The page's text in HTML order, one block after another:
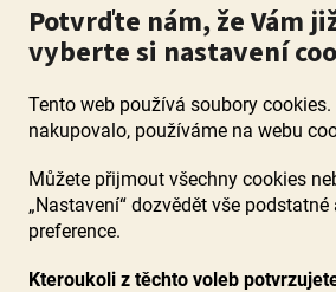
Potvrďte nám, že Vám
vyberte si nastavení
Tento web používá soubory
nakupovalo, používáme na webu
Můžete přijmout všechny cookies
„Nastavení“ dozvědět vše
preference.
Kteroukoli z těchto voleb
ZÁKAZ PRODEJE ALKOHOLU OSOBÁM
mírou i když pijete s Mírou.